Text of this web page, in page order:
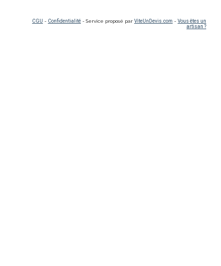
CGU - Confidentialité - Service proposé par ViteUnDevis.com - Vous êtes un
artisan ?